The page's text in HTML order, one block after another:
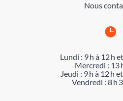
Nous

Lundi : 9 h à 12 h
Mercredi : 13
Jeudi : 9 h à 12 h
Vendredi : 8 h